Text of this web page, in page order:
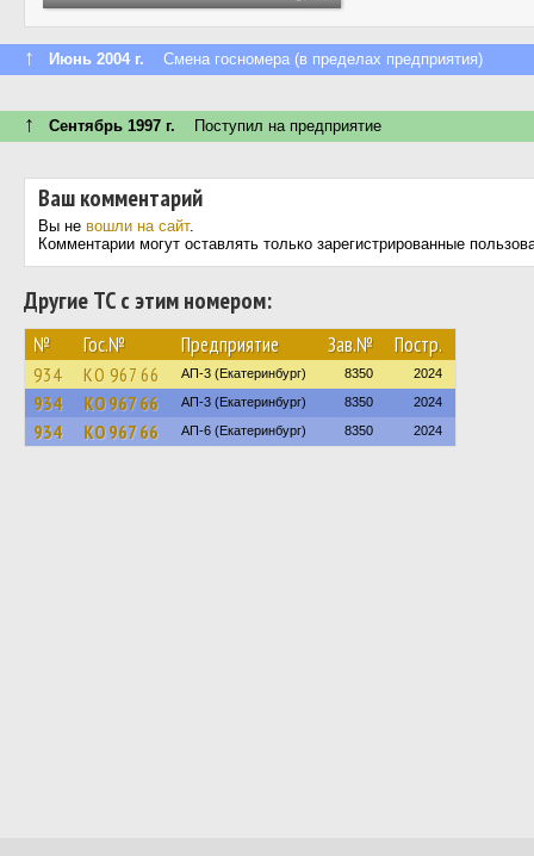
↑ Июнь 2004 г. Смена госномера (в пределах предприятия)
↑ Сентябрь 1997 г. Поступил на предприятие
Ваш комментарий
Вы не вошли на сайт.
Комментарии могут оставлять только зарегистрированные
Другие ТС с этим номером:
№ Гос.№ Предприятие Зав.№ Постр.
934 КО 967 66 АП-3 (Екатеринбург) 8350 2024
934 КО 967 66 АП-3 (Екатеринбург) 8350 2024
934 КО 967 66 АП-6 (Екатеринбург) 8350 2024